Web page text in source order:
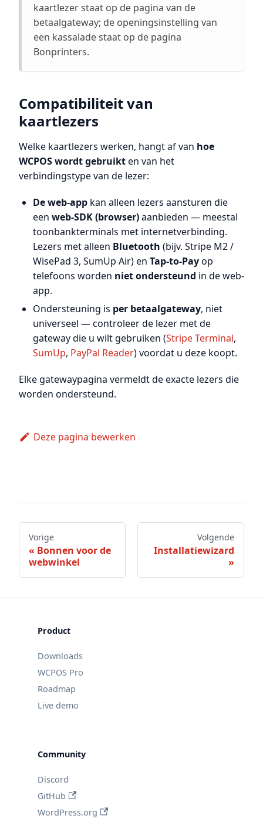
kaartlezer staat op de pagina van de
betaalgateway; de openingsinstelling van
een kassalade staat op de pagina
Bonprinters.
Compatibiliteit van
kaartlezers
Welke kaartlezers werken, hangt af van hoe
WCPOS wordt gebruikten van het
verbindingstype van de lezer:
De web-app kan alleen lezers aansturen die
een web-SDK (browser)aanbieden — meestal
toonbankterminals met internetverbinding.
Lezers met alleen Bluetooth (bijv. Stripe M2 /
WisePad 3, SumUp Air) en Tap-to-Payop
telefoons worden niet ondersteund in de web-
app.
Ondersteuning is per betaalgateway, niet
universeel — controleer de lezer met de
gateway die u wilt gebruiken (Stripe Terminal,
SumUp, PayPal Reader) voordat u deze koopt.
Elke gatewaypagina vermeldt de exacte lezers die
worden ondersteund.
Deze pagina bewerken
Vorige
Bonnen voor de
webwinkel
Volgende
Installatiewizard
Product
Downloads
WCPOS Pro
Roadmap
Live demo
Community
Discord
GitHub
WordPress.org